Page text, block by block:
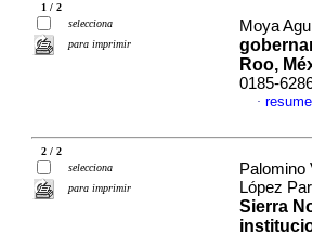
1 / 2
selecciona
para imprimir
Moya
Roo,
0185-
·
2 / 2
selecciona
para imprimir
Palomino
López
Sierra